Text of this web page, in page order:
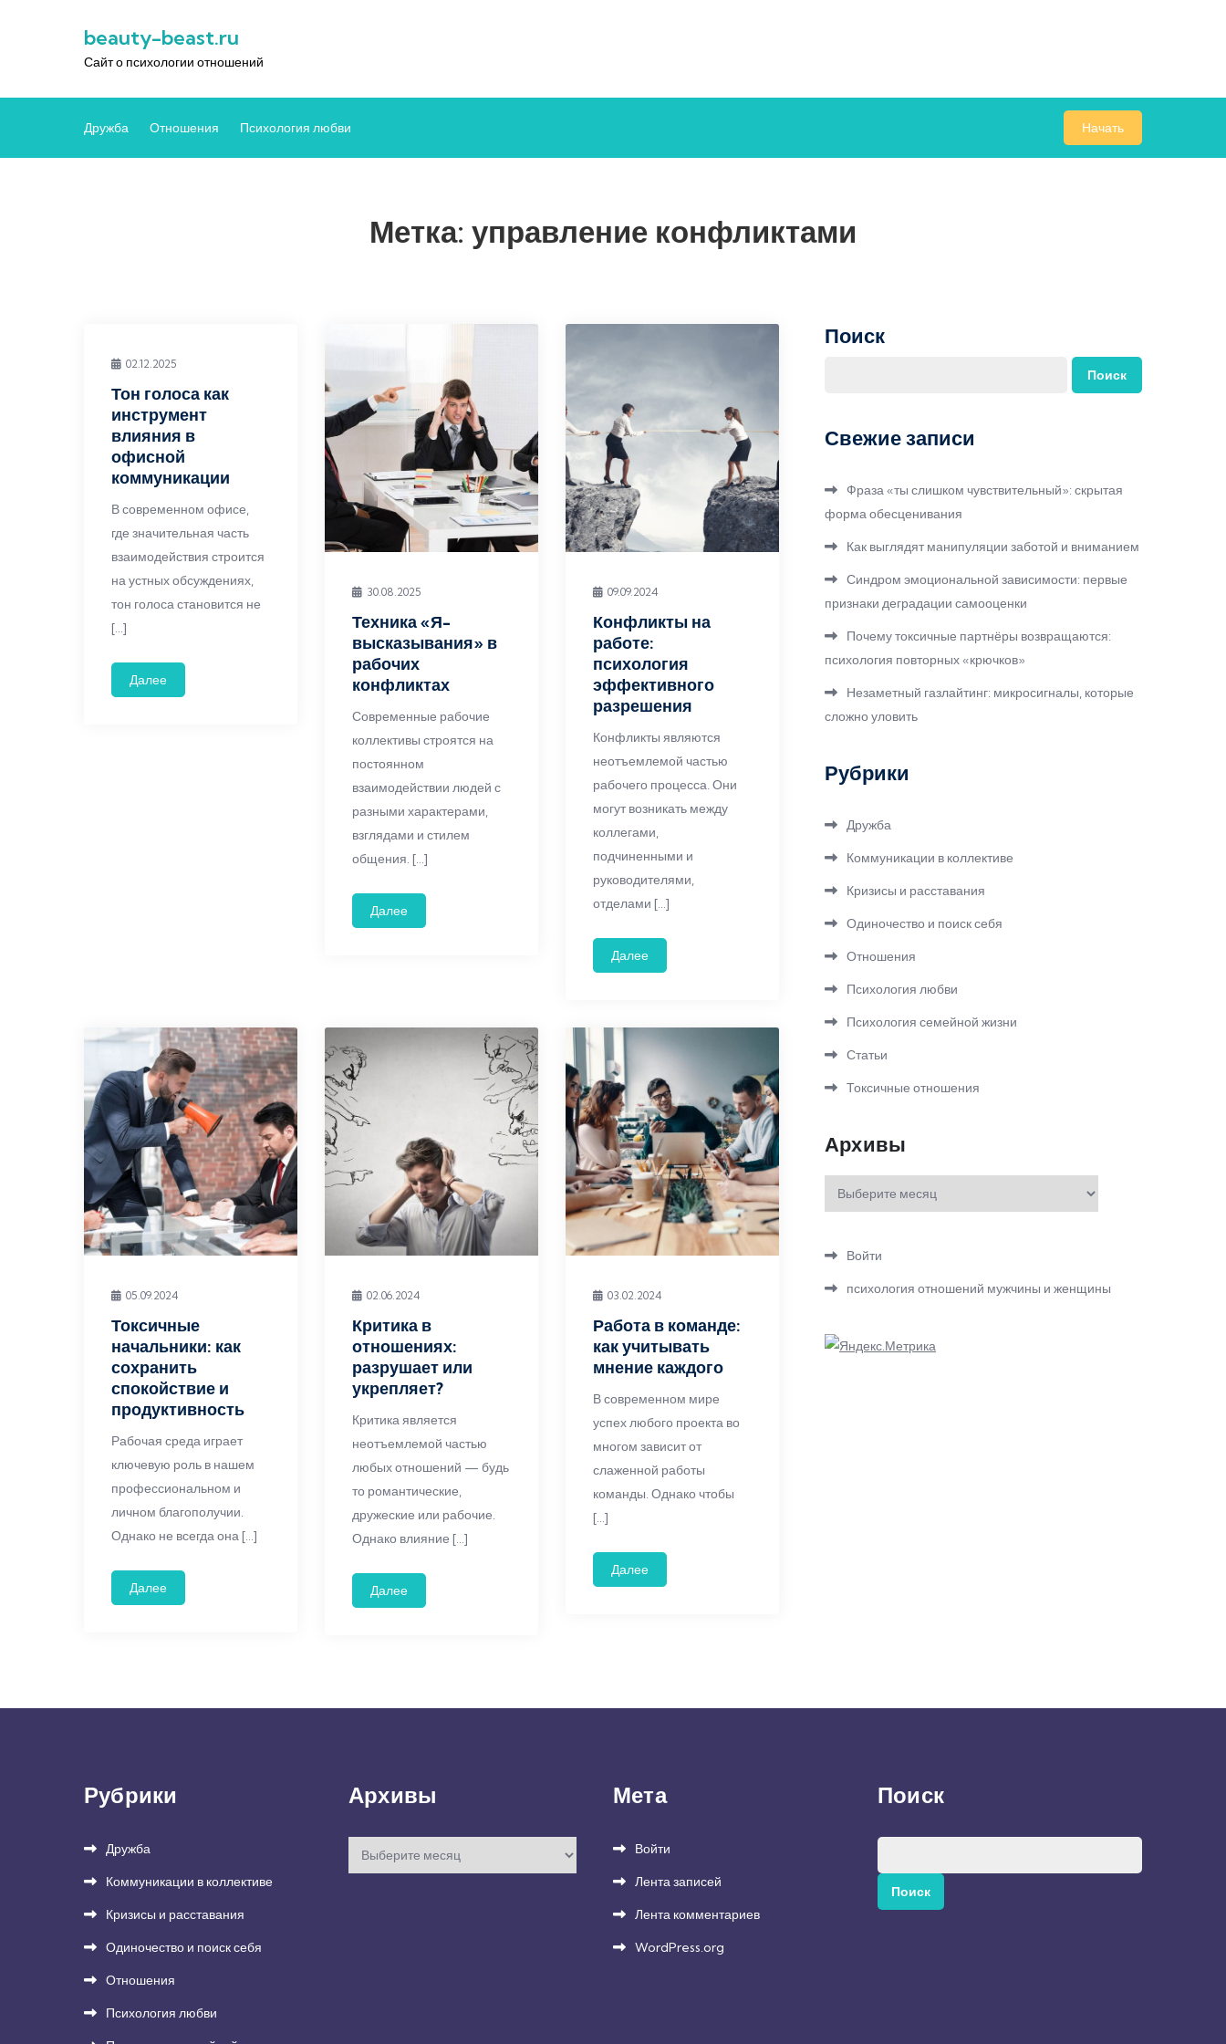
beauty-beast.ru
Сайт о психологии отношений
Дружба Отношения Психология любви Начать
Метка: управление конфликтами
02.12.2025
Тон голоса как
инструмент
влияния в
офисной
коммуникации
В современном офисе,
где значительная часть
взаимодействия строится
на устных обсуждениях,
тон голоса становится не
[…]
Далее
30.08.2025
Техника «Я-
высказывания» в
рабочих
конфликтах
Современные рабочие
коллективы строятся на
постоянном
взаимодействии людей с
разными характерами,
взглядами и стилем
общения. […]
Далее
09.09.2024
Конфликты на
работе:
психология
эффективного
разрешения
Конфликты являются
неотъемлемой частью
рабочего процесса. Они
могут возникать между
коллегами,
подчиненными и
руководителями,
отделами […]
Далее
05.09.2024
Токсичные
начальники: как
сохранить
спокойствие и
продуктивность
Рабочая среда играет
ключевую роль в нашем
профессиональном и
личном благополучии.
Однако не всегда она […]
Далее
02.06.2024
Критика в
отношениях:
разрушает или
укрепляет?
Критика является
неотъемлемой частью
любых отношений — будь
то романтические,
дружеские или рабочие.
Однако влияние […]
Далее
03.02.2024
Работа в команде:
как учитывать
мнение каждого
В современном мире
успех любого проекта во
многом зависит от
слаженной работы
команды. Однако чтобы
[…]
Далее
Поиск
Поиск
Свежие записи
Фраза «ты слишком чувствительный»: скрытая
форма обесценивания
Как выглядят манипуляции заботой и вниманием
Синдром эмоциональной зависимости: первые
признаки деградации самооценки
Почему токсичные партнёры возвращаются:
психология повторных «крючков»
Незаметный газлайтинг: микросигналы, которые
сложно уловить
Рубрики
Дружба
Коммуникации в коллективе
Кризисы и расставания
Одиночество и поиск себя
Отношения
Психология любви
Психология семейной жизни
Статьи
Токсичные отношения
Архивы
Архивы
Войти
психология отношений мужчины и женщины
Рубрики
Дружба
Коммуникации в коллективе
Кризисы и расставания
Одиночество и поиск себя
Отношения
Психология любви
Архивы
Архивы
Мета
Войти
Лента записей
Лента комментариев
WordPress.org
Поиск